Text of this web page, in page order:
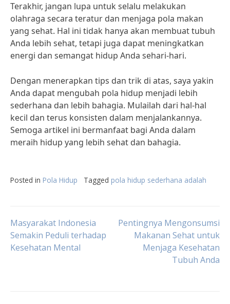
Terakhir, jangan lupa untuk selalu melakukan
olahraga secara teratur dan menjaga pola makan
yang sehat. Hal ini tidak hanya akan membuat tubuh
Anda lebih sehat, tetapi juga dapat meningkatkan
energi dan semangat hidup Anda sehari-hari.
Dengan menerapkan tips dan trik di atas, saya yakin
Anda dapat mengubah pola hidup menjadi lebih
sederhana dan lebih bahagia. Mulailah dari hal-hal
kecil dan terus konsisten dalam menjalankannya.
Semoga artikel ini bermanfaat bagi Anda dalam
meraih hidup yang lebih sehat dan bahagia.
Posted in Pola Hidup Tagged pola hidup sederhana adalah
Post
navigation
Masyarakat Indonesia
Semakin Peduli terhadap
Kesehatan Mental
Pentingnya Mengonsumsi
Makanan Sehat untuk
Menjaga Kesehatan
Tubuh Anda